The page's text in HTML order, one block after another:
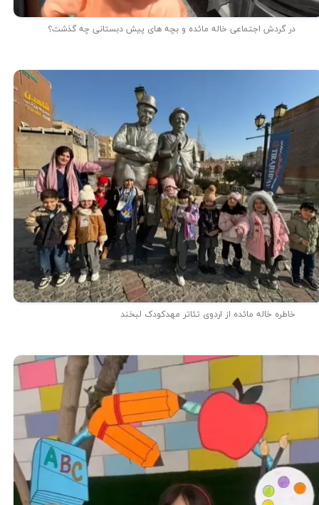
در گردش اجتماعی خاله مائده و بچه های پیش دبستانی چه گذشت؟
خاطره خاله مائده از اردوی تئاتر مهدکودک لبخند